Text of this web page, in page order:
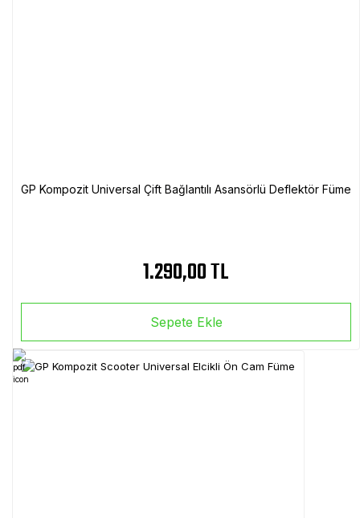
GP Kompozit Universal Çift Bağlantılı Asansörlü Deflektör Füme
1.290,00 TL
Sepete Ekle